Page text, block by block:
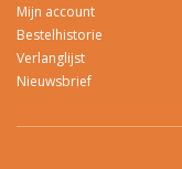
Mijn account
Bestelhistorie
Verlanglijst
Nieuwsbrief